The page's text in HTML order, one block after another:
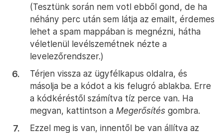
(Tesztünk során nem votl ebből gond, de ha
néhány perc után sem látja az emailt, érdemes
lehet a spam mappában is megnézni, hátha
véletlenül levélszemétnek nézte a
levelezőrendszer.)
Térjen vissza az ügyfélkapus oldalra, és
másolja be a kódot a kis felugró ablakba. Erre
a kódkéréstől számítva tíz perce van. Ha
megvan, kattintson a Megerősítés gombra.
Ezzel meg is van, innentől be van állítva az